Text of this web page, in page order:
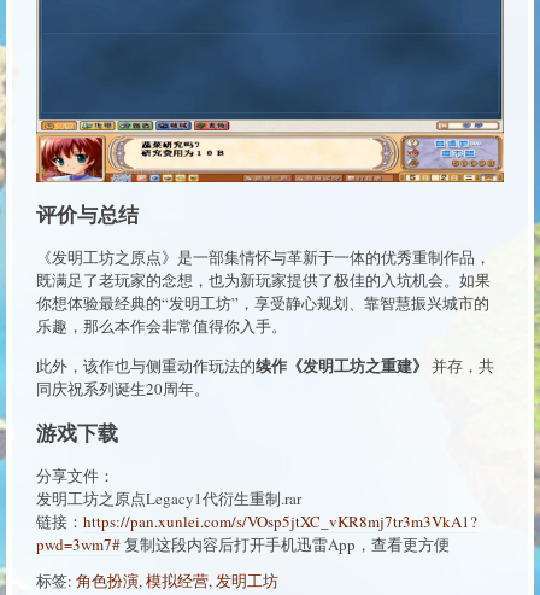
评价与总结
《发明工坊之原点》是一部集情怀与革新于一体的优秀重制作品，
既满足了老玩家的念想，也为新玩家提供了极佳的入坑机会。如果
你想体验最经典的“发明工坊”，享受静心规划、靠智慧振兴城市的
乐趣，那么本作会非常值得你入手。
此外，该作也与侧重动作玩法的续作《发明工坊之重建》 并存，共
同庆祝系列诞生20周年。
游戏下载
分享文件：
发明工坊之原点Legacy1代衍生重制.rar
链接： https://pan.xunlei.com/s/VOsp5jtXC_vKR8mj7tr3m3VkA1?
pwd=3wm7#复制这段内容后打开手机迅雷App，查看更方便
标签: 角色扮演,模拟经营,发明工坊